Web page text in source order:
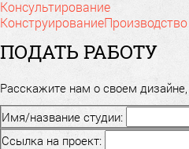
Консультирование
Конструирование
ПОДАТЬ РАБОТУ
Расскажите нам о своем
Имя/название студии:
Ссылка на проект: